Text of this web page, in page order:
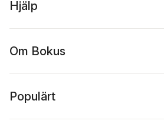
Hjälp
Om Bokus
Populärt